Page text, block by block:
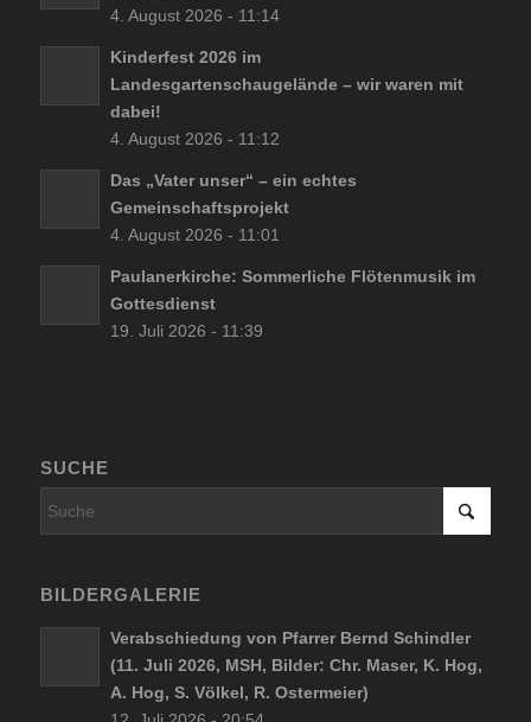
4. August 2026 - 11:14
Kinderfest 2026 im
Landesgartenschaugelände – wir waren mit
dabei!
4. August 2026 - 11:12
Das „Vater unser“ – ein echtes
Gemeinschaftsprojekt
4. August 2026 - 11:01
Paulanerkirche: Sommerliche Flötenmusik im
Gottesdienst
19. Juli 2026 - 11:39
SUCHE
BILDERGALERIE
Verabschiedung von Pfarrer Bernd Schindler
(11. Juli 2026, MSH, Bilder: Chr. Maser, K. Hog,
A. Hog, S. Völkel, R. Ostermeier)